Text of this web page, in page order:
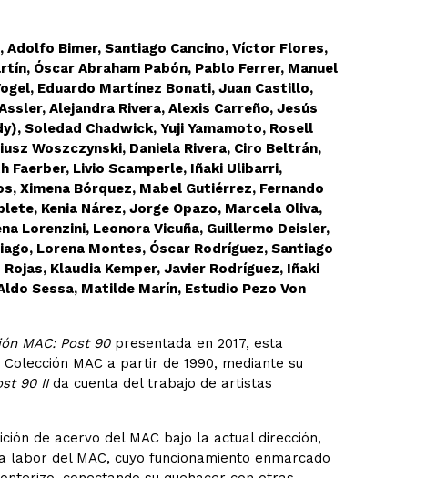
Bimer, Santiago Cancino, Víctor Flores,
Óscar Abraham Pabón, Pablo Ferrer, Manuel
Eduardo Martínez Bonati, Juan Castillo,
Alejandra Rivera, Alexis Carreño, Jesús
Soledad Chadwick, Yuji Yamamoto, Rosell
Woszczynski, Daniela Rivera, Ciro Beltrán,
Faerber, Livio Scamperle, Iñaki Ulibarri,
Ximena Bórquez, Mabel Gutiérrez, Fernando
Kenia Nárez, Jorge Opazo, Marcela Oliva,
Lorenzini, Leonora Vicuña, Guillermo Deisler,
Lorena Montes, Óscar Rodríguez, Santiago
Klaudia Kemper, Javier Rodríguez, Iñaki
Sessa, Matilde Marín, Estudio Pezo Von
MAC: Post 90presentada en 2017, esta
MAC a partir de 1990, mediante su
90 IIda cuenta del trabajo de artistas
de acervo del MAC bajo la actual dirección,
del MAC, cuyo funcionamiento enmarcado